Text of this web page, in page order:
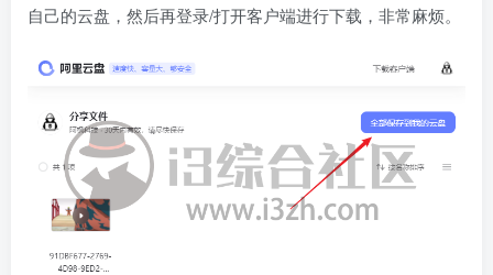
自己的云盘，然后再登录/打开客户端进行下载，非常麻烦。